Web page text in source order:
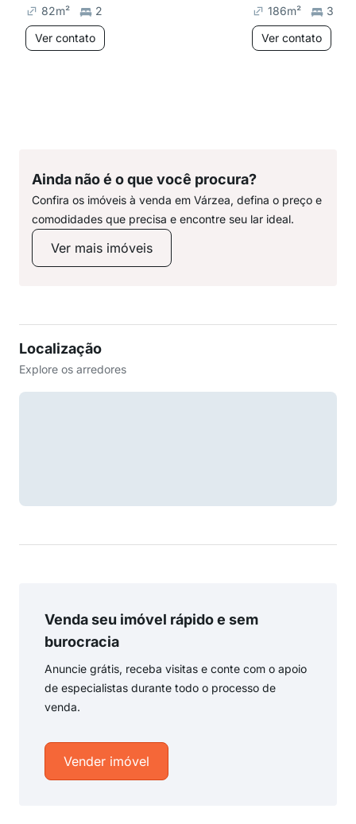
82m²
2
Ver contato
186m²
3
Ver contato
Ainda não é o que você procura?
Confira os imóveis à venda em Várzea, defina o preço e
comodidades que precisa e encontre seu lar ideal.
Ver mais imóveis
Localização
Explore os arredores
Venda seu imóvel rápido e sem
burocracia
Anuncie grátis, receba visitas e conte com o apoio
de especialistas durante todo o processo de
venda.
Vender imóvel